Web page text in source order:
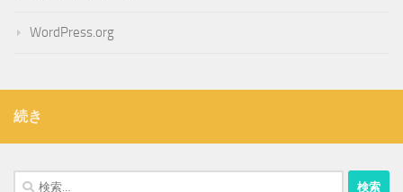
WordPress.org
続き
検